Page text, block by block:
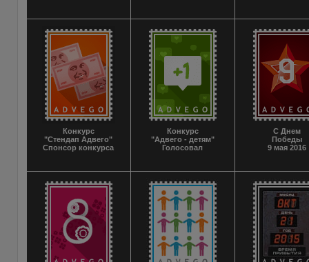
Конкурс
"Стендап Адвего"
Спонсор конкурса
Конкурс
"Адвего - детям"
Голосовал
С Днем
Победы
9 мая 2016